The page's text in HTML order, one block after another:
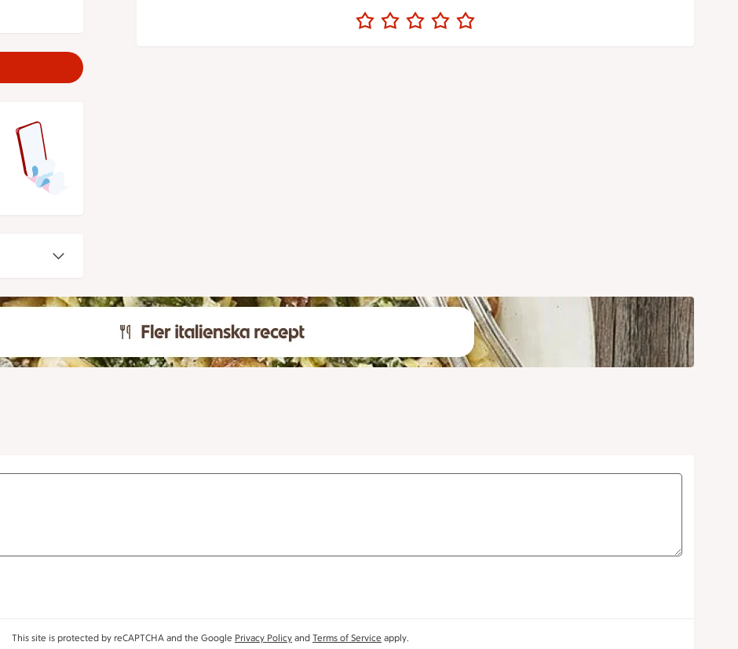
This site is protected by reCAPTCHA and the Google Privacy Policy and Terms of Service apply.